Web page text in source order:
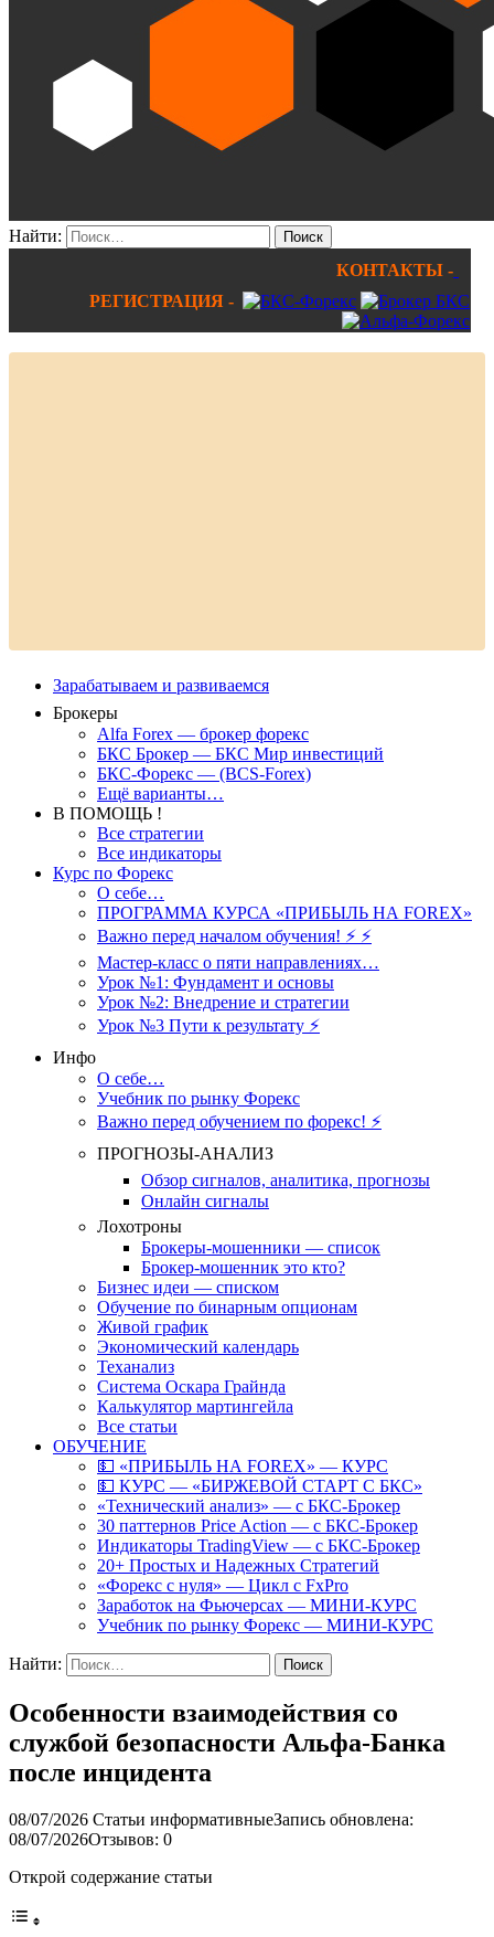
Найти:
КОНТАКТЫ -
РЕГИСТРАЦИЯ -
Зарабатываем и развиваемся
Брокеры
Alfa Forex — брокер форекс
БКС Брокер — БКС Мир инвестиций
БКС-Форекс — (BCS-Forex)
Ещё варианты…
В ПОМОЩЬ !
Все стратегии
Все индикаторы
Курс по Форекс
О себе…
ПРОГРАММА КУРСА «ПРИБЫЛЬ НА FOREX»
Важно перед началом обучения! ⚡ ⚡
Мастер-класс о пяти направлениях…
Урок №1: Фундамент и основы
Урок №2: Внедрение и стратегии
Урок №3 Пути к результату ⚡️
Инфо
О себе…
Учебник по рынку Форекс
Важно перед обучением по форекс! ⚡
ПРОГНОЗЫ-АНАЛИЗ
Обзор сигналов, аналитика, прогнозы
Онлайн сигналы
Лохотроны
Брокеры-мошенники — список
Брокер-мошенник это кто?
Бизнес идеи — списком
Обучение по бинарным опционам
Живой график
Экономический календарь
Теханализ
Система Оскара Грайнда
Калькулятор мартингейла
Все статьи
ОБУЧЕНИЕ
💵 «ПРИБЫЛЬ НА FOREX» — КУРС
💵 КУРС — «БИРЖЕВОЙ СТАРТ С БКС»
«Технический анализ» — с БКС-Брокер
30 паттернов Price Action — с БКС-Брокер
Индикаторы TradingView — с БКС-Брокер
20+ Простых и Надежных Стратегий
«Форекс с нуля» — Цикл с FxPro
Заработок на Фьючерсах — МИНИ-КУРС
Учебник по рынку Форекс — МИНИ-КУРС
Найти:
Особенности взаимодействия со
службой безопасности Альфа-Банка
после инцидента
08/07/2026 Статьи информативныеЗапись обновлена:
08/07/2026Отзывов: 0
Открой содержание статьи